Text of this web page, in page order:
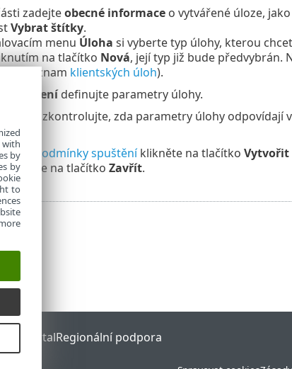
zadejteobecné informaceo vytvářené úloze,
Vybrat štítky.
menu Úloha si vyberte typ úlohy, kterou
na tlačítko Nová, její typ již bude předvybrán.
(viz seznam klientských úloh).
Nastavenídefinujte parametry úlohy.
zkontrolujte, zda parametry úlohy odpovídají
.
podmínky spuštěníklikněte na tlačítko Vytvořit
klikněte na tlačítko Zavřít.
PortalRegionální podpora
with
by
by
to